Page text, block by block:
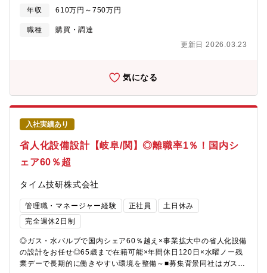
外出張含む）休日出勤：なし有給休暇取得率：約80％フレックス
タイム:11:00-13:45)転勤・ローテーション：将来的には可能性あ
り（海外グループ会社含む）【キャリアパス】入社後は、海外調
の開発プログラムにおける調達リーダーとしてプロジェクト推進
や、最適なサプライチェーン構築を主導する役割を期待していま
す。将来的には、ご希望・適性を鑑みて、新規サプライヤー開拓
を担うチームへのローテーションや、海外駐在、マネジメントへ
のステップアップなどの可能性があります。【会社の魅力】～長
期就業が可能な環境～ナブテスコでは毎年離職者にその理由をア
ンケートしてデータを作成し、その分析結果を社員の労務管理改
善や各種施策につなげています。自己都合退職率は過去２％前後
で推移しており、平均勤続年数は17年と長期就業されています。
など、ワークライフバランス実現に向けたさまざまな制度を導入
していることが挙げられます。全社的に残業時間は月平均24時間
で、有給休暇取得率は83.3％、育児休暇の取得＆復職率は100％
など、従業員満足度の高い職場づくりが実施されております。 ～
製品を保有。 ■多様な事業ポートフォリオが事業環境の変化を相
互補完。■世界のリーディングカンパニーが取引先。■在籍年数等
に問わず、ボトムアップの社風で、実力や志向性に合わせて仕事
空機器向け部材調達案件が継続的に増加しています。特に近年
は、数量増加に加えてQCD要求の高度化が進み、材料調達・加工
外注を含めた調達難易度が上昇しています。こうした環境下で、
まで踏み込んだ調達・外注管理体制を構築・強化することが急務
ます。【担当業務】・鉄・アルミ等の加工品に関する価格・納
期・品質・契約条件の交渉、社内調整・材料支給・加工委託スキ
ームの構築、加工外注管理・原価構造を踏まえたコスト分析・原
価低減施策の立案・実行・国内サプライヤー（加工・外注先）へ
の定期訪問、改善活動の推進・新製品・新規案件における新規サ
プライヤーの探索・評価・チーム内の課題解決推進、若手メンバ
ーのフォロー・育成【対象顧客と調達部品】・国内: 大手重工各
社 / 防衛省機体向け輸入部材・国外: 民間航空機向けの国産・輸入
部材【仕事のやりがい・魅力】■材料特性や加工方法、設備能力ま
とどまらず、ものづくりの根幹に関わる調達を経験できます。自
らの判断が原価・品質・生産性に直結する点は、大きなやりがい
に繋がります。■航空宇宙・防衛分野ならではの高い品質・信頼性
要求に応えるため、将来の需要見通しや課題を共有し、改善活動
をともに推進することが重要と考えています。自ら築いた信頼関
係が、安定供給や競争力強化につながるため、仕事のやりがいを
実感できます。【組織構成】航空宇宙カンパニー調達部24名（年
齢は20～50代）【組織ミッション】同部門では、世界最適調達活
年収 610万円～750万円
職種
購買・調達
更新日 2026.03.23
気になる
入社実績あり
省人化設備設計【岐阜/関】◎離職率1％！国内シ
ェア60％超
タイム技研株式会社
管理職・マネージャー経験 正社員
土日休み
完全週休2日制
◎ガス・水バルブで国内シェア60％越え×事業拡大中の省人化設備
の設計をお任せ◎65歳まで在籍可能×年間休日120日×水曜ノー残
業デーで長期的に働きやすい環境を整備～■募集背景同社はガス・